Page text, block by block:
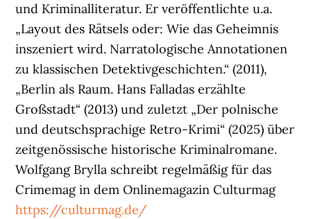
und Kriminalliteratur. Er veröffentlichte u.a.
„Layout des Rätsels oder: Wie das Geheimnis
inszeniert wird. Narratologische Annotationen
zu klassischen Detektivgeschichten.“ (2011),
„Berlin als Raum. Hans Falladas erzählte
Großstadt“ (2013) und zuletzt „Der polnische
und deutschsprachige Retro-Krimi“ (2025) über
zeitgenössische historische Kriminalromane.
Wolfgang Brylla schreibt regelmäßig für das
Crimemag in dem Onlinemagazin Culturmag
https://culturmag.de/